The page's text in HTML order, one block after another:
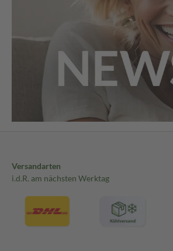
Versandarten
i.d.R. am nächsten Werktag